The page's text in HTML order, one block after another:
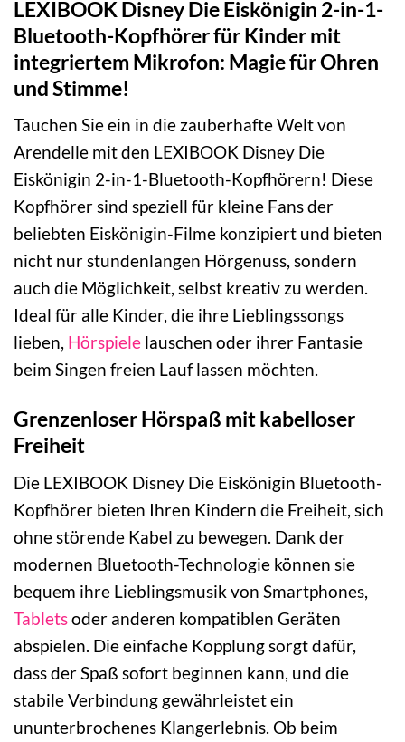
LEXIBOOK Disney Die Eiskönigin 2-in-1-
Bluetooth-Kopfhörer für Kinder mit
integriertem Mikrofon: Magie für Ohren
und Stimme!
Tauchen Sie ein in die zauberhafte Welt von
Arendelle mit den LEXIBOOK Disney Die
Eiskönigin 2-in-1-Bluetooth-Kopfhörern! Diese
Kopfhörer sind speziell für kleine Fans der
beliebten Eiskönigin-Filme konzipiert und bieten
nicht nur stundenlangen Hörgenuss, sondern
auch die Möglichkeit, selbst kreativ zu werden.
Ideal für alle Kinder, die ihre Lieblingssongs
lieben, Hörspiele lauschen oder ihrer Fantasie
beim Singen freien Lauf lassen möchten.
Grenzenloser Hörspaß mit kabelloser
Freiheit
Die LEXIBOOK Disney Die Eiskönigin Bluetooth-
Kopfhörer bieten Ihren Kindern die Freiheit, sich
ohne störende Kabel zu bewegen. Dank der
modernen Bluetooth-Technologie können sie
bequem ihre Lieblingsmusik von Smartphones,
Tabletsoder anderen kompatiblen Geräten
abspielen. Die einfache Kopplung sorgt dafür,
dass der Spaß sofort beginnen kann, und die
stabile Verbindung gewährleistet ein
ununterbrochenes Klangerlebnis. Ob beim